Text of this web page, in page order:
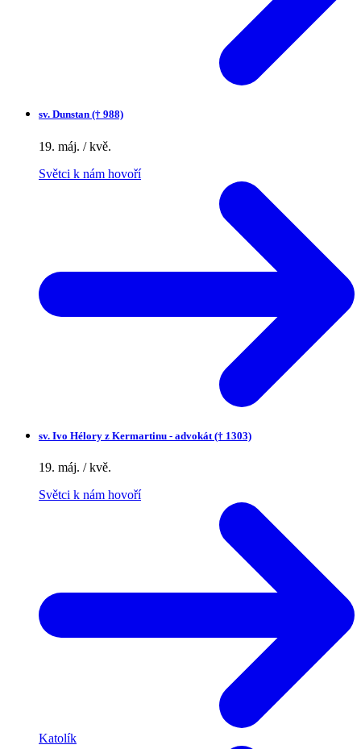
sv. Dunstan († 988)
19. máj. / kvě.
Světci k nám hovoří
sv. Ivo Hélory z Kermartinu - advokát († 1303)
19. máj. / kvě.
Světci k nám hovoří
Katolík